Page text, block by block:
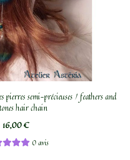
pierres semi-précieuses / feathers and
hair chain
16,00€
0 avis